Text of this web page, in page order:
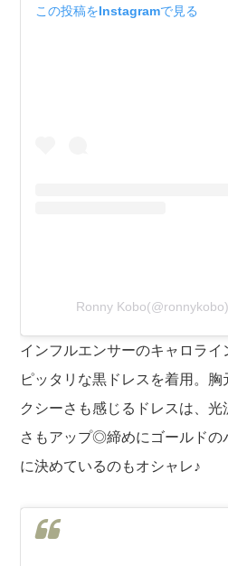
この投稿をInstagramで見る
Ronny
インフルエンサーのキャロラ
ピッタリな黒ドレスを着用。
クシーさも感じるドレスは、
さもアップ◎締めにゴールドの
に決めているのもオシャレ♪